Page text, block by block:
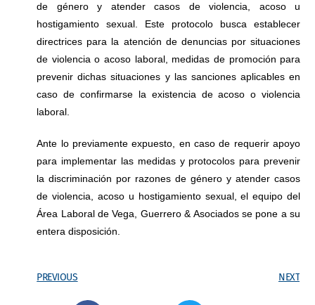
de género y atender casos de violencia, acoso u
hostigamiento sexual. Este protocolo busca establecer
directrices para la atención de denuncias por situaciones
de violencia o acoso laboral, medidas de promoción para
prevenir dichas situaciones y las sanciones aplicables en
caso de confirmarse la existencia de acoso o violencia
laboral.
Ante lo previamente expuesto, en caso de requerir apoyo
para implementar las medidas y protocolos para prevenir
la discriminación por razones de género y atender casos
de violencia, acoso u hostigamiento sexual, el equipo del
Área Laboral de Vega, Guerrero & Asociados se pone a su
entera disposición.
PREVIOUS NEXT